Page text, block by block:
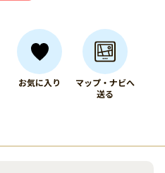
お気に入り
マップ・ナビへ
送る